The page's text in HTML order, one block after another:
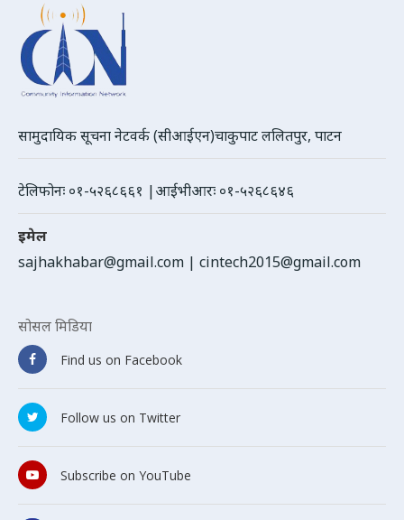
सामुदायिक सूचना नेटवर्क (सीआईएन)चाकुपाट ललितपुर, पाटन
टेलिफोनः ०१-५२६८६६१ |आईभीआरः ०१-५२६८६४६
इमेल
sajhakhabar@gmail.com | cintech2015@gmail.com
सोसल मिडिया
Find us on Facebook
Follow us on Twitter
Subscribe on YouTube